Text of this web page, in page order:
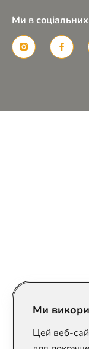
Ми в
Ми
Цей веб-